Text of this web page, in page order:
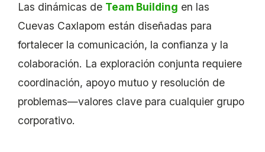
Las dinámicas de Team Building en las
Cuevas Caxlapom están diseñadas para
fortalecer la comunicación, la confianza y la
colaboración. La exploración conjunta requiere
coordinación, apoyo mutuo y resolución de
problemas—valores clave para cualquier grupo
corporativo.